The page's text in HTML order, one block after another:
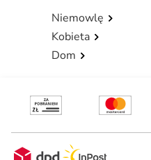
Niemowlę
Kobieta
Dom